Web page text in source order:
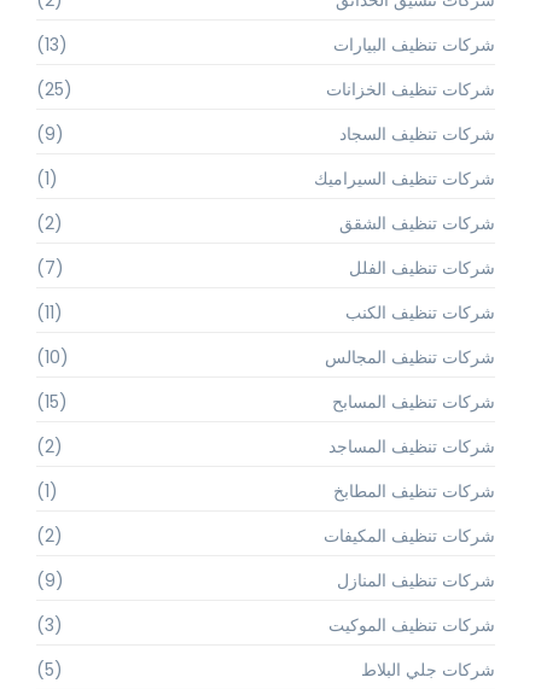
شركات تنظيف البيارات
(13)
شركات تنظيف الخزانات
(25)
شركات تنظيف السجاد
(9)
شركات تنظيف السيراميك
(1)
شركات تنظيف الشقق
(2)
شركات تنظيف الفلل
(7)
شركات تنظيف الكنب
(11)
شركات تنظيف المجالس
(10)
شركات تنظيف المسابح
(15)
شركات تنظيف المساجد
(2)
شركات تنظيف المطابخ
(1)
شركات تنظيف المكيفات
(2)
شركات تنظيف المنازل
(9)
شركات تنظيف الموكيت
(3)
شركات جلي البلاط
(5)